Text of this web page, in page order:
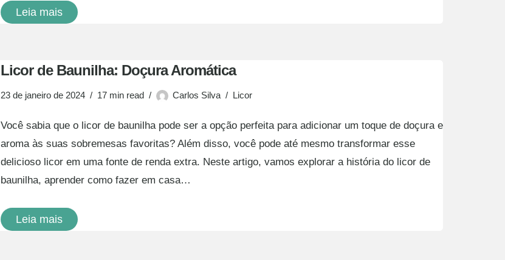
Leia mais
Licor de Baunilha: Doçura Aromática
23 de janeiro de 2024 17 min read Carlos Silva Licor
Você sabia que o licor de baunilha pode ser a opção perfeita para adicionar um toque de doçura e
aroma às suas sobremesas favoritas? Além disso, você pode até mesmo transformar esse
delicioso licor em uma fonte de renda extra. Neste artigo, vamos explorar a história do licor de
baunilha, aprender como fazer em casa…
Leia mais